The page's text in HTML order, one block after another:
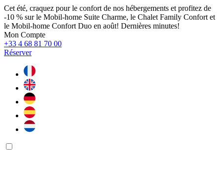
Cet été, craquez pour le confort de nos hébergements et profitez de
-10 % sur le Mobil-home Suite Charme, le Chalet Family Confort et
le Mobil-home Confort Duo en août! Dernières minutes!
Mon Compte
+33 4 68 81 70 00
Réserver